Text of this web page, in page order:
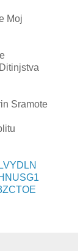
Moj
Sramote